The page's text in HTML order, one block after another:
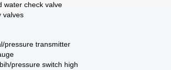
water check valve
valves
pressure transmitter
pressure switch high